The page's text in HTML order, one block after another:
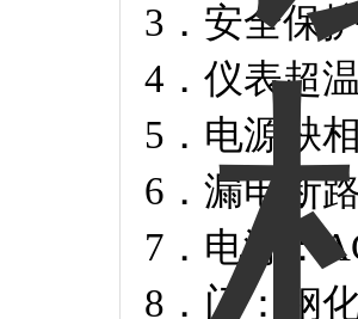
3．安全保
4．仪表超
5．电源缺
6．漏电断
7．电源：
8．门：钢